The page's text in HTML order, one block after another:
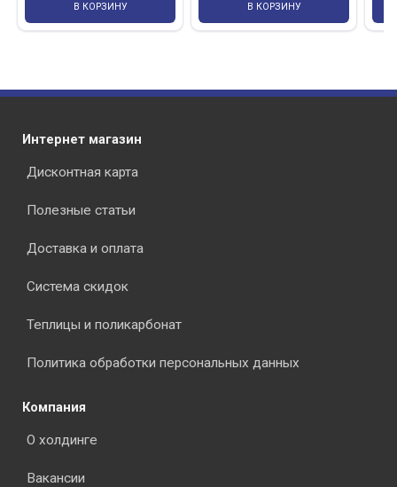
В КОРЗИНУ В КОРЗИНУ
Интернет магазин
Дисконтная карта
Полезные статьи
Доставка и оплата
Система скидок
Теплицы и поликарбонат
Политика обработки персональных данных
Компания
О холдинге
Вакансии